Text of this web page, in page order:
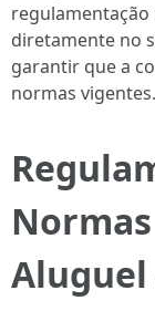
diretamente no
garantir que a
normas vigentes.
Aluguel